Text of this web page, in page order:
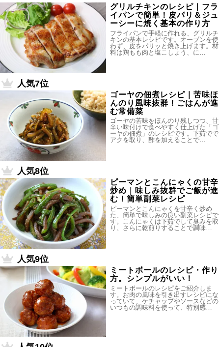
グリルチキンのレシピ｜フラ
イパンで簡単！皮パリ＆ジュ
ーシーに焼く基本の作り方
フライパンで手軽に作れる、グリルチ
キンの基本レシピです。オーブンを使
わず、皮をパリッと焼き上げます。材
料は鶏もも肉と塩こしょう、に…
人気7位
ゴーヤの佃煮レシピ｜苦味ほ
んのり風味抜群！ごはんが進
む常備菜
ゴーヤの苦味をほんのり残しつつ、甘
辛い味付けで食べやすく仕上げた「ゴ
ーヤの佃煮」のレシピです。下茹でで
アクを取り、酢を加えることで…
人気8位
ピーマンとこんにゃくの甘辛
炒め｜味しみ抜群でご飯が進
む！簡単副菜レシピ
ピーマンとこんにゃくを甘辛く炒め
た、簡単で味しみの良い副菜レシピで
す。こんにゃくは下茹でして臭みを取
り、さらに乾煎りすることで調味…
人気9位
ミートボールのレシピ・作り
方。シンプルがいい！
ミートボールのレシピをご紹介しま
す。お肉の風味を引き出すレシピにな
っていて、ケチャップやソースなどの
いつもの調味料を使って、特別感…